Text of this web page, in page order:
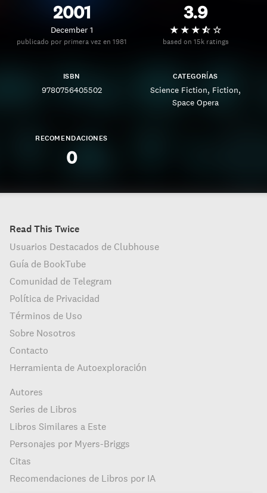
2001
December 1
publicado por primera vez en 1981
3.9
based on 15k ratings
ISBN
9780756405502
CATEGORÍAS
Science Fiction Fiction
Space Opera
RECOMENDACIONES
0
Read This Twice
Usuarios Destacados de Clubhouse
Guía de BookTube
Comunidad de Telegram
Política de Privacidad
Términos de Uso
Sobre Nosotros
Contacto
Herramienta de Autoexploración
Autores
Series de Libros
Libros Similares a Este
Personajes por Myers-Briggs
Citas
Recomendaciones de Libros por IA